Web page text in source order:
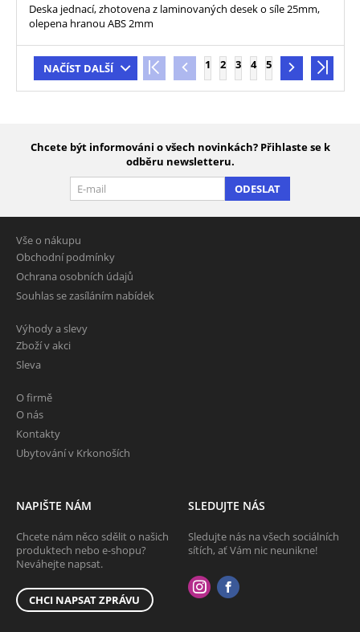
Deska jednací, zhotovena z laminovaných desek o síle 25mm,
olepena hranou ABS 2mm
NAČÍST DALŠÍ 1 2 3 4 5
Chcete být informováni o všech novinkách? Přihlaste se k
odběru newsletteru.
ODESLAT
Vše o nákupu
Obchodní podmínky
Ochrana osobních údajů
Souhlas se zasíláním nabídek
Výhody a slevy
Zboží v akci
Sleva
O firmě
O nás
Kontakty
Ubytování v Krkonoších
NAPIŠTE NÁM
Chcete nám něco sdělit o našich
produktech nebo e-shopu?
Neváhejte napsat.
CHCI NAPSAT ZPRÁVU
SLEDUJTE NÁS
Sledujte nás na všech sociálních
sítích, ať Vám nic neunikne!